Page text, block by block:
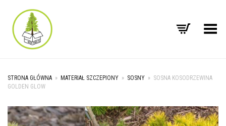
Toggle Menu
STRONA GŁÓWNA » MATERIAŁ SZCZEPIONY » SOSNY » SOSNA KOSODRZEWINA
GOLDEN GLOW
+